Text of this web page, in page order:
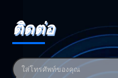
ติดต่อ